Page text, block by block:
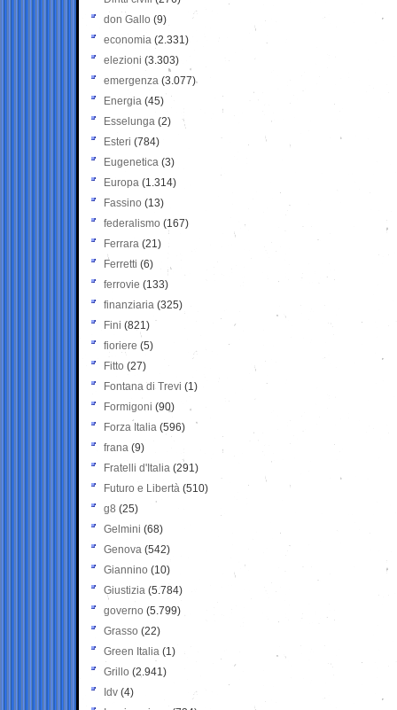
don Gallo (9)
economia (2.331)
elezioni (3.303)
emergenza (3.077)
Energia (45)
Esselunga (2)
Esteri (784)
Eugenetica (3)
Europa (1.314)
Fassino (13)
federalismo (167)
Ferrara (21)
Ferretti (6)
ferrovie (133)
finanziaria (325)
Fini (821)
fioriere (5)
Fitto (27)
Fontana di Trevi (1)
Formigoni (90)
Forza Italia (596)
frana (9)
Fratelli d'Italia (291)
Futuro e Libertà (510)
g8 (25)
Gelmini (68)
Genova (542)
Giannino (10)
Giustizia (5.784)
governo (5.799)
Grasso (22)
Green Italia (1)
Grillo (2.941)
Idv (4)